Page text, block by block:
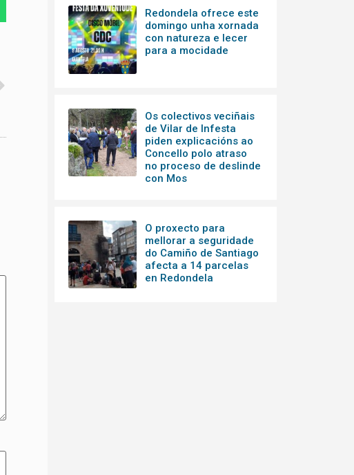
Redondela ofrece este
domingo unha xornada
con natureza e lecer
para a mocidade
Os colectivos veciñais
de Vilar de Infesta
piden explicacións ao
Concello polo atraso
no proceso de deslinde
con Mos
O proxecto para
mellorar a seguridade
do Camiño de Santiago
afecta a 14 parcelas
en Redondela